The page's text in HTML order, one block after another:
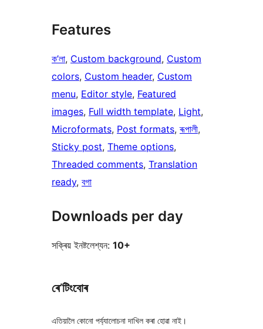
Features
ক’লা, Custom background, Custom
colors, Custom header, Custom
menu, Editor style, Featured
images, Full width template, Light
Microformats, Post formats, ৰূপালী
Sticky post, Theme options
Threaded comments, Translation
ready, বগা
Downloads per day
সক্ৰিয় ইনষ্টলেশ্যন: 10+
ৰে’টিংবোৰ
এতিয়ালৈ কোনো পৰ্য্যালোচনা দাখিল কৰা হোৱা নাই।